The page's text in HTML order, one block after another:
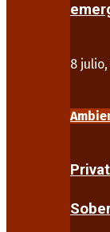
8 julio,